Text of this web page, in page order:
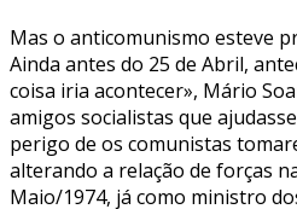
Mas o anticomunismo esteve
Ainda antes do 25 de Abril,
coisa iria acontecer», Mário
amigos socialistas que
perigo de os comunistas
alterando a relação de forças
Maio/1974, já como ministro